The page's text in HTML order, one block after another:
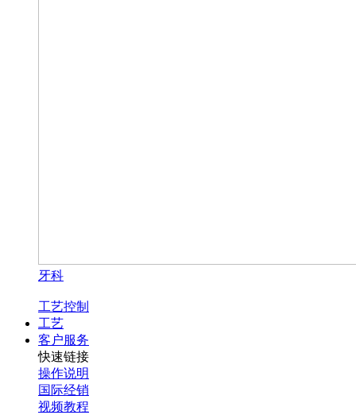
牙科
工艺控制
工艺
客户服务
快速链接
操作说明
国际经销
视频教程